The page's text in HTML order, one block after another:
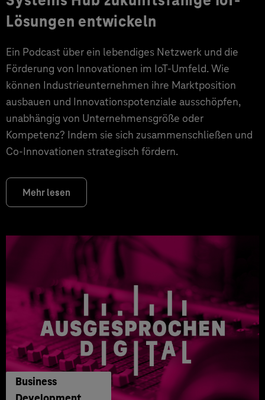
Lösungen entwickeln
Ein Podcast über ein lebendiges Netzwerk und die
Förderung von Innovationen im IoT-Umfeld. Wie
können Industrieunternehmen ihre Marktposition
ausbauen und Innovationspotenziale ausschöpfen,
unabhängig von Unternehmensgröße oder
Kompetenz? Indem sie sich zusammenschließen und
Co-Innovationen strategisch fördern.
Mehr lesen
Business